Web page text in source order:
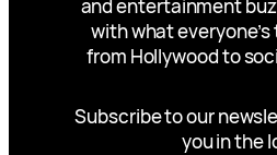
and entertainment
with what
from Hollywood to
Subscribe to our
you in the